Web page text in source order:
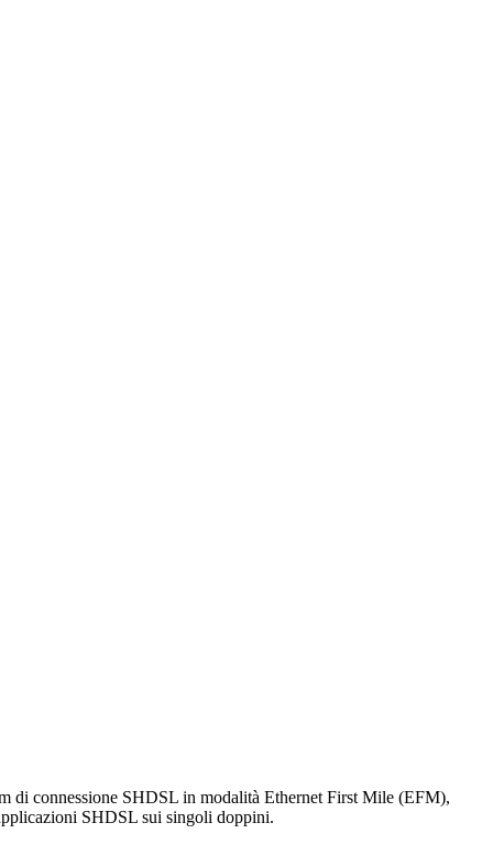
di connessione SHDSL in modalità Ethernet First Mile (EFM),
SHDSL sui singoli doppini.